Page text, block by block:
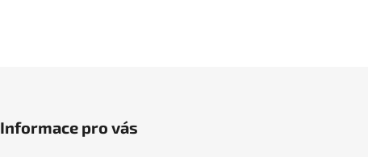
Informace pro vás